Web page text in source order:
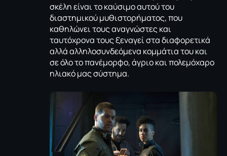
σκέλη είναι το καύσιμο αυτού του
διαστημικού μυθιστορήματος, που
καθηλώνει τους αναγνώστες και
ταυτόχρονα τους ξεναγεί στα διαφορετικά
αλλά αλληλοσυνδεόμενα κομμάτια του και
σε όλο το πανέμορφο, άγριo και πολεμόχαρο
ηλιακό μας σύστημα.